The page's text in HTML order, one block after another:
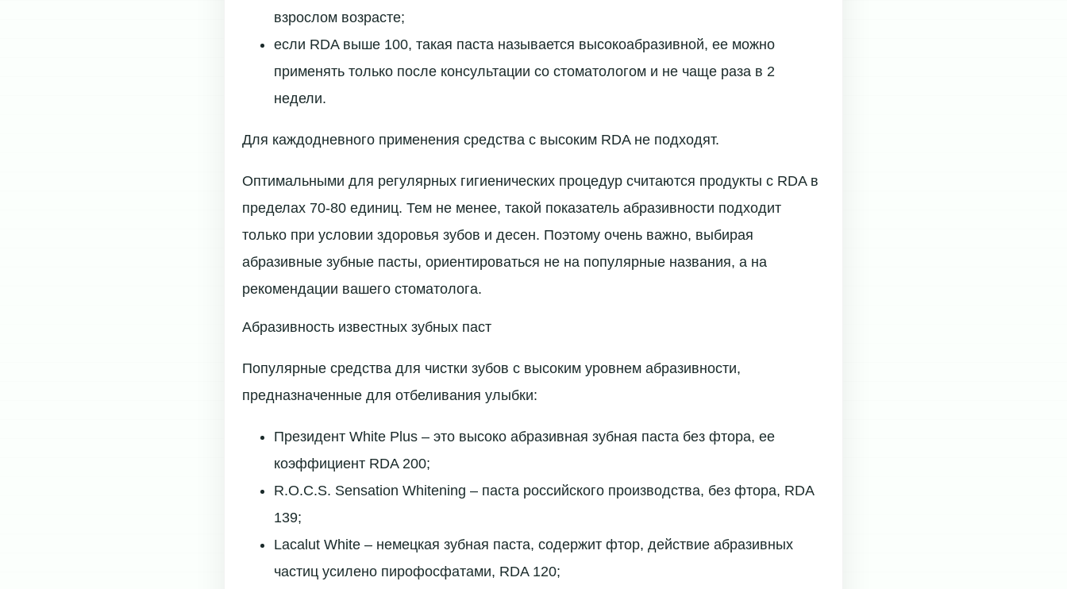
взрослом возрасте;
если RDA выше 100, такая паста называется высокоабразивной, ее можно
применять только после консультации со стоматологом и не чаще раза в 2
недели.
Для каждодневного применения средства с высоким RDA не подходят.
Оптимальными для регулярных гигиенических процедур считаются продукты с RDA в
пределах 70-80 единиц. Тем не менее, такой показатель абразивности подходит
только при условии здоровья зубов и десен. Поэтому очень важно, выбирая
абразивные зубные пасты, ориентироваться не на популярные названия, а на
рекомендации вашего стоматолога.
Абразивность известных зубных паст
Популярные средства для чистки зубов с высоким уровнем абразивности,
предназначенные для отбеливания улыбки:
Президент White Plus – это высоко абразивная зубная паста без фтора, ее
коэффициент RDA 200;
R.O.C.S. Sensation Whitening – паста российского производства, без фтора, RDA
139;
Lacalut White – немецкая зубная паста, содержит фтор, действие абразивных
частиц усилено пирофосфатами, RDA 120;